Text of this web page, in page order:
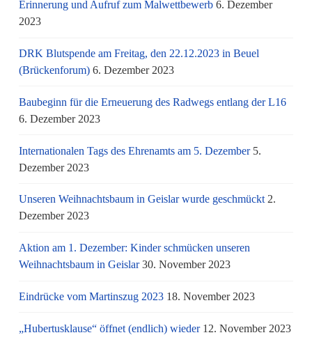
Erinnerung und Aufruf zum Malwettbewerb 6. Dezember
2023
DRK Blutspende am Freitag, den 22.12.2023 in Beuel
(Brückenforum) 6. Dezember 2023
Baubeginn für die Erneuerung des Radwegs entlang der L16
6. Dezember 2023
Internationalen Tags des Ehrenamts am 5. Dezember 5.
Dezember 2023
Unseren Weihnachtsbaum in Geislar wurde geschmückt 2.
Dezember 2023
Aktion am 1. Dezember: Kinder schmücken unseren
Weihnachtsbaum in Geislar 30. November 2023
Eindrücke vom Martinszug 2023 18. November 2023
„Hubertusklause“ öffnet (endlich) wieder 12. November 2023